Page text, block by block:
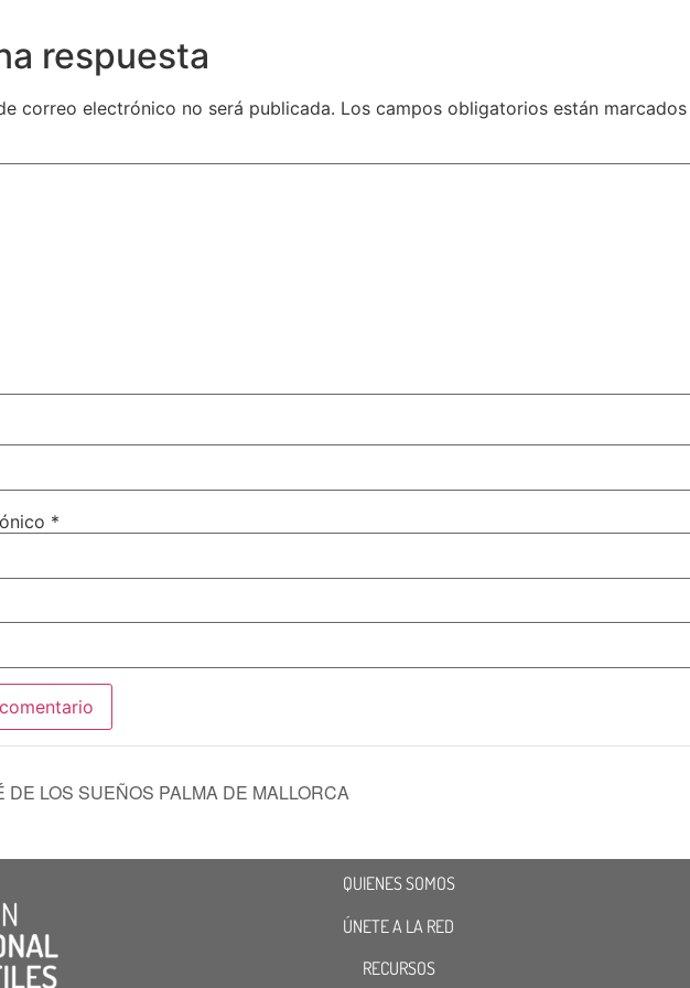
respuesta
correo electrónico no será publicada. Los campos obligatorios están
*
DE LOS SUEÑOS PALMA DE MALLORCA
QUIENES SOMOS
ÚNETE A LA RED
RECURSOS